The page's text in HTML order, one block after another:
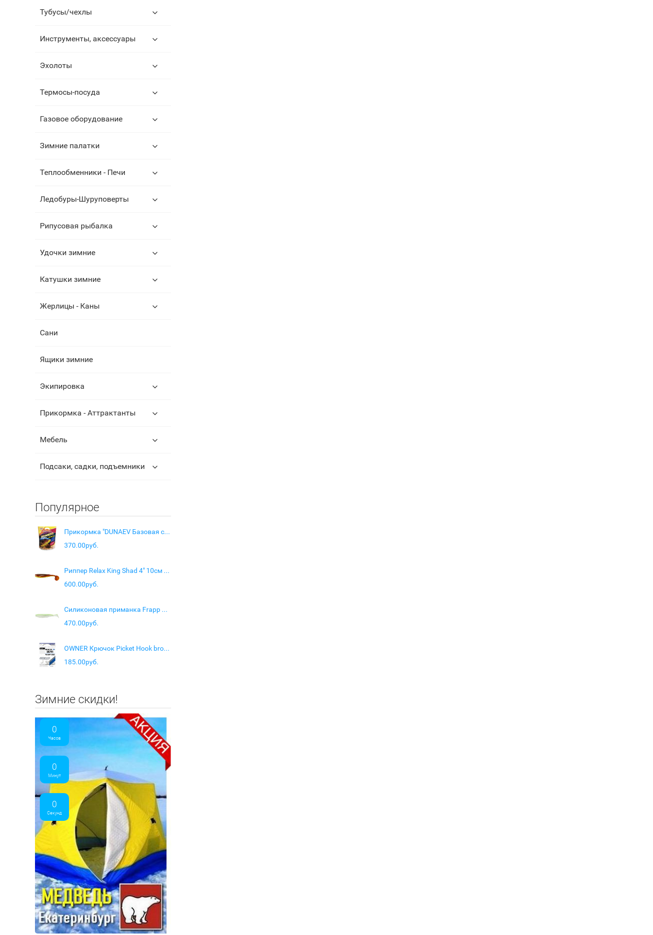
Тубусы/чехлы
Инструменты, аксессуары
Эхолоты
Термосы-посуда
Газовое оборудование
Зимние палатки
Теплообменники - Печи
Ледобуры-Шуруповерты
Рипусовая рыбалка
Удочки зимние
Катушки зимние
Жерлицы - Каны
Сани
Ящики зимние
Экипировка
Прикормка - Аттрактанты
Мебель
Подсаки, садки, подъемники
Популярное
Прикормка "DUNAEV Базовая смесь" 2.5кг Карп-Карась
370.00руб.
Риппер Relax King Shad 4" 10см 10шт L-052
600.00руб.
Силиконовая приманка Frapp Razzle 4,3" цвет #PAL02
470.00руб.
OWNER Крючок Picket Hook brown №6 10шт
185.00руб.
Зимние скидки!
0
Часов
0
Минут
0
Секунд